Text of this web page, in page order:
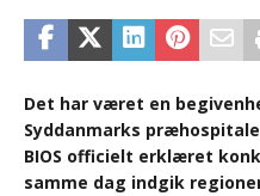
Det har været en
Syddanmarks
BIOS officielt erklæret
samme dag indgik